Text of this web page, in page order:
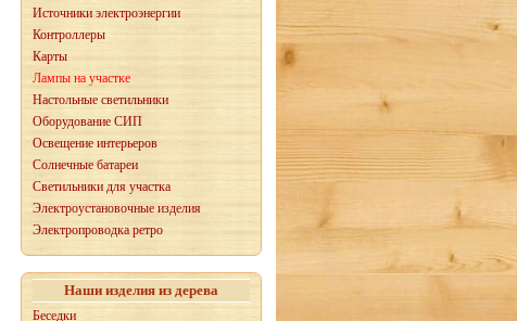
Источники электроэнергии
Контроллеры
Карты
Лампы на участке
Настольные светильники
Оборудование СИП
Освещение интерьеров
Солнечные батареи
Светильники для участка
Электроустановочные изделия
Электропроводка ретро
Наши изделия из дерева
Беседки